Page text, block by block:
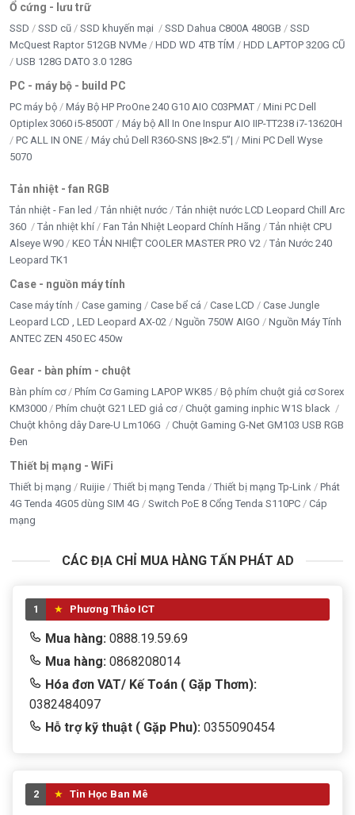
Ổ cứng - lưu trữ
SSD SSD cũ SSD khuyến mại SSD Dahua C800A 480GB
SSD
McQuest Raptor 512GB NVMe
HDD WD 4TB TÍM
HDD LAPTOP 320G CŨ
USB 128G DATO 3.0 128G
PC - máy bộ - build PC
PC máy bộ Máy Bộ HP ProOne 240 G10 AIO C03PMAT
Mini PC Dell
Optiplex 3060 i5-8500T
Máy bộ All In One Inspur AIO IIP-TT238 i7-13620H
PC ALL IN ONE
Máy chủ Dell R360-SNS |8×2.5”|
Mini PC Dell Wyse
5070
Tản nhiệt - fan RGB
Tản nhiệt - Fan led Tản nhiệt nước
Tản nhiệt nước LCD Leopard Chill Arc
360
Tản nhiệt khí Fan Tản Nhiệt Leopard Chính Hãng
Tản nhiệt CPU
Alseye W90
KEO TẢN NHIỆT COOLER MASTER PRO V2
Tản Nước 240
Leopard TK1
Case - nguồn máy tính
Case máy tính Case gaming Case bể cá Case LCD
Case Jungle
Leopard LCD , LED Leopard AX-02
Nguồn 750W AIGO
Nguồn Máy Tính
ANTEC ZEN 450 EC 450w
Gear - bàn phím - chuột
Bàn phím cơ Phím Cơ Gaming LAPOP WK85
Bộ phím chuột giả cơ Sorex
KM3000
Phím chuột G21 LED giả cơ
Chuột gaming inphic W1S black
Chuột không dây Dare-U Lm106G
Chuột Gaming G-Net GM103 USB RGB
Đen
Thiết bị mạng - WiFi
Thiết bị mạng Ruijie Thiết bị mạng Tenda Thiết bị mạng Tp-Link
Phát
4G Tenda 4G05 dùng SIM 4G
Switch PoE 8 Cổng Tenda S110PC
Cáp
mạng
CÁC ĐỊA CHỈ MUA HÀNG TẤN PHÁT AD
1 Phương Thảo ICT
Mua hàng: 0888.19.59.69
Mua hàng: 0868208014
Hóa đơn VAT/ Kế Toán ( Gặp Thơm):
0382484097
Hỗ trợ kỹ thuật ( Gặp Phu): 0355090454
2 Tin Học Ban Mê